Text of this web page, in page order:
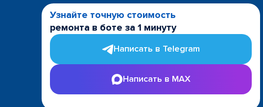
Узнайте точную стоимость
ремонта в боте за 1 минуту
Написать в Telegram
Написать в MAX